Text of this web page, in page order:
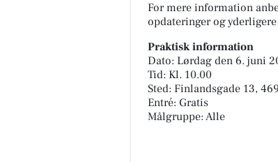
For mere information
opdateringer og
Praktisk information
Dato: Lørdag den 6. juni
Tid: Kl. 10.00
Sted: Finlandsgade 13,
Entré: Gratis
Målgruppe: Alle